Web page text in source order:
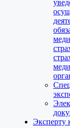
Эксперту